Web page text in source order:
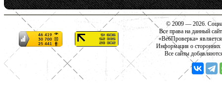
© 2009 — 2026.
Все права на данный
«ВебПроверка»
Информация о сторонних
Все сайты